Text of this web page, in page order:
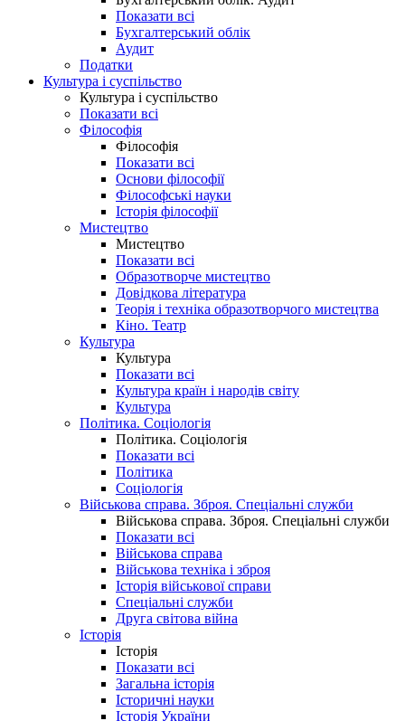
Показати всі
Бухгалтерський облік
Аудит
Податки
Культура і суспільство
Культура і суспільство
Показати всі
Філософія
Філософія
Показати всі
Основи філософії
Філософські науки
Історія філософії
Мистецтво
Мистецтво
Показати всі
Образотворче мистецтво
Довідкова література
Теорія і техніка образотворчого мистецтва
Кіно. Театр
Культура
Культура
Показати всі
Культура країн і народів світу
Культура
Політика. Соціологія
Політика. Соціологія
Показати всі
Політика
Соціологія
Військова справа. Зброя. Спеціальні служби
Військова справа. Зброя. Спеціальні служби
Показати всі
Військова справа
Військова техніка і зброя
Історія військової справи
Спеціальні служби
Друга світова війна
Історія
Історія
Показати всі
Загальна історія
Історичні науки
Історія України